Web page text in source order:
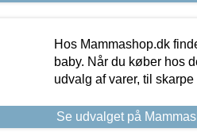
Hos Mammashop.dk
baby. Når du køber hos
udvalg af varer, til
Se udvalget på